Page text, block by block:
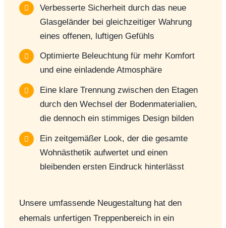
Verbesserte Sicherheit durch das neue
Glasgeländer bei gleichzeitiger Wahrung
eines offenen, luftigen Gefühls
Optimierte Beleuchtung für mehr Komfort
und eine einladende Atmosphäre
Eine klare Trennung zwischen den Etagen
durch den Wechsel der Bodenmaterialien,
die dennoch ein stimmiges Design bilden
Ein zeitgemäßer Look, der die gesamte
Wohnästhetik aufwertet und einen
bleibenden ersten Eindruck hinterlässt
Unsere umfassende Neugestaltung hat den
ehemals unfertigen Treppenbereich in ein